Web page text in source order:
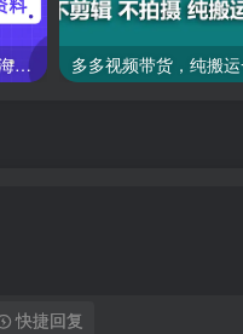
一单收益19.9-399，一个蓝海冷门项目，在小红书上卖人事虚拟资料
快捷回复